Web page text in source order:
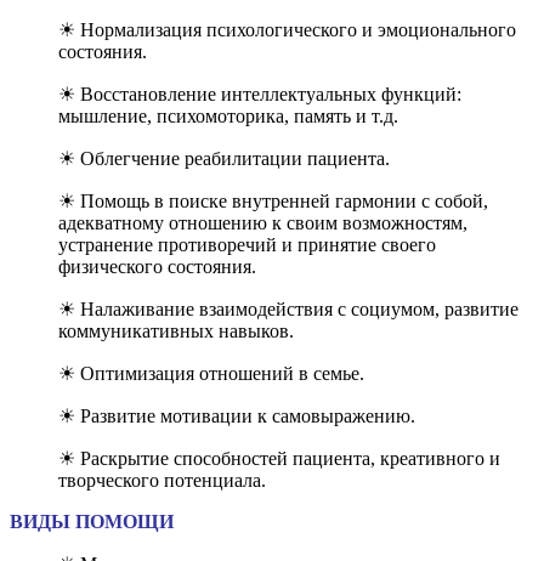
☀ Нормализация психологического и эмоционального
состояния.
☀ Восстановление интеллектуальных функций:
мышление, психомоторика, память и т.д.
☀ Облегчение реабилитации пациента.
☀ Помощь в поиске внутренней гармонии с собой,
адекватному отношению к своим возможностям,
устранение противоречий и принятие своего
физического состояния.
☀ Налаживание взаимодействия с социумом, развитие
коммуникативных навыков.
☀ Оптимизация отношений в семье.
☀ Развитие мотивации к самовыражению.
☀ Раскрытие способностей пациента, креативного и
творческого потенциала.
ВИДЫ ПОМОЩИ